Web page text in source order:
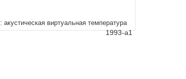
: акустическая виртуальная температура
1993-a1